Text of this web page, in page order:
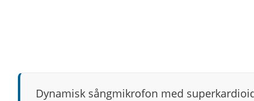
Dynamisk sångmikrofon med